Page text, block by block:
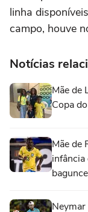
linha
campo, houve
Notícias
Mãe de
Copa
Mãe de
infância